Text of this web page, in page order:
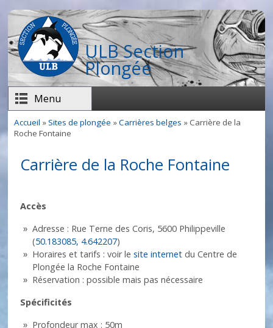
Aller au contenu principal
ULB Section
Plongée
Menu
Vous êtes ici
Accueil »Sites de plongée »Carrières belges » Carrière de la
Roche Fontaine
Carrière de la Roche Fontaine
Accès
Adresse : Rue Terne des Coris, 5600 Philippeville
(50.183085, 4.642207)
Horaires et tarifs : voir lesite internet du Centre de
Plongée la Roche Fontaine
Réservation : possible mais pas nécessaire
Spécificités
Profondeur max : 50m